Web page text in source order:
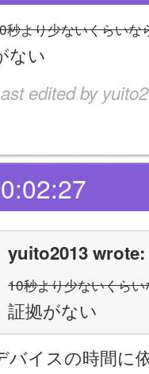
秒より少ないくらいな
ない
edited by
yuito2013 wrote:
10秒より少ないくら
証拠がない
バイスの時間に